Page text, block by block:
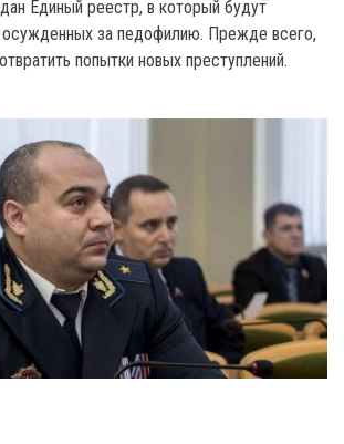
Единый реестр, в который будут
за педофилию. Прежде всего,
попытки новых преступлений.